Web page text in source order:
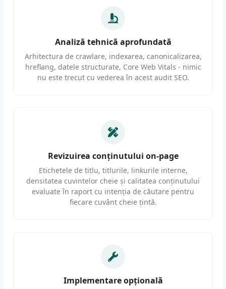
Analiză tehnică aprofundată
Arhitectura de crawlare, indexarea, canonicalizarea,
hreflang, datele structurate, Core Web Vitals - nimic
nu este trecut cu vederea în acest audit SEO.
Revizuirea conținutului on-page
Etichetele de titlu, titlurile, linkurile interne,
densitatea cuvintelor cheie și calitatea conținutului
evaluate în raport cu intenția de căutare pentru
fiecare cuvânt cheie țintă.
Implementare opțională